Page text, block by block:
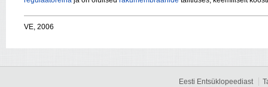
VE, 2006
Eesti Entsüklopeediast